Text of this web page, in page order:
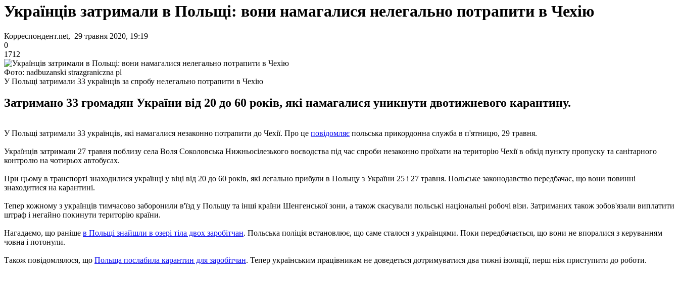
Українців затримали в Польщі: вони намагалися нелегально потрапити в Чехію
Корреспондент.net, 29 травня 2020, 19:19
0
1712
Фото: nadbuzanski strazgraniczna pl
У Польщі затримали 33 українців за спробу нелегально потрапити в Чехію
Затримано 33 громадян України від 20 до 60 років, які намагалися уникнути двотижневого карантину.
У Польщі затримали 33 українців, які намагалися незаконно потрапити до Чехії. Про це повідомляє польська прикордонна служба в п'ятницю, 29 травня.
Українців затримали 27 травня поблизу села Воля Соколовська Нижньосілезького воєводства під час спроби незаконно проїхати на територію Чехії в обхід пункту пропуску та санітарного
контролю на чотирьох автобусах.
При цьому в транспорті знаходилися українці у віці від 20 до 60 років, які легально прибули в Польщу з України 25 і 27 травня. Польське законодавство передбачає, що вони повинні
знаходитися на карантині.
Тепер кожному з українців тимчасово заборонили в'їзд у Польщу та інші країни Шенгенської зони, а також скасували польські національні робочі візи. Затриманих також зобов'язали виплатити
штраф і негайно покинути територію країни.
Нагадаємо, що раніше в Польщі знайшли в озері тіла двох заробітчан. Польська поліція встановлює, що саме сталося з українцями. Поки передбачається, що вони не впоралися з керуванням
човна і потонули.
Також повідомлялося, що Польща послабила карантин для заробітчан. Тепер українським працівникам не доведеться дотримуватися два тижні ізоляції, перш ніж приступити до роботи.